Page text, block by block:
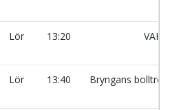
Lör 13:20
Lör 13:40 Bryngans